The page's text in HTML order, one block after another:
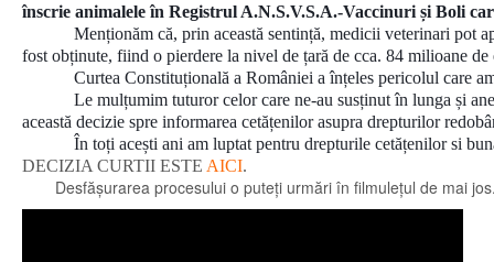
înscrie animalele în Registrul A.N.S.V.S.A.-Vaccinuri și Boli
Menționăm că, prin această sentință, medicii veterinari pot
fost obținute, fiind o pierdere la nivel de țară de cca. 84 milioane de
Curtea Constituțională a României a înțeles pericolul care
Le mulțumim tuturor celor care ne-au susținut în lunga și
această decizie spre informarea cetățenilor asupra drepturilor
În toți acești ani am luptat pentru drepturile cetățenilor si
DECIZIA CURTII ESTE AICI.
Desfășurarea procesului o puteți urmări în filmulețul de mai